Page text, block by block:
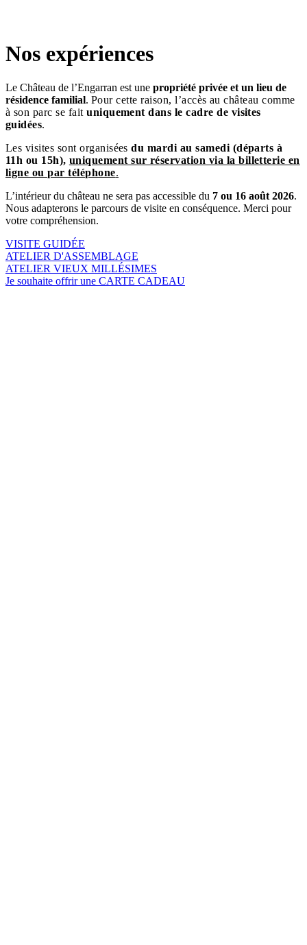
Nos expériences
Le Château de l’Engarran est une propriété privée et un lieu de
résidence familial. Pour cette raison, l’accès au château comme
à son parc se faituniquement dans le cadre de visites
guidées.
Les visites sont organiséesdu mardi au samedi (départs à
11h ou 15h), uniquement sur réservation via la billetterie en
ligne ou par téléphone.
L’intérieur du château ne sera pas accessible du 7 ou 16 août 2026.
Nous adapterons le parcours de visite en conséquence. Merci pour
votre compréhension.
VISITE GUIDÉE
ATELIER D'ASSEMBLAGE
ATELIER VIEUX MILLÉSIMES
Je souhaite offrir une CARTE CADEAU